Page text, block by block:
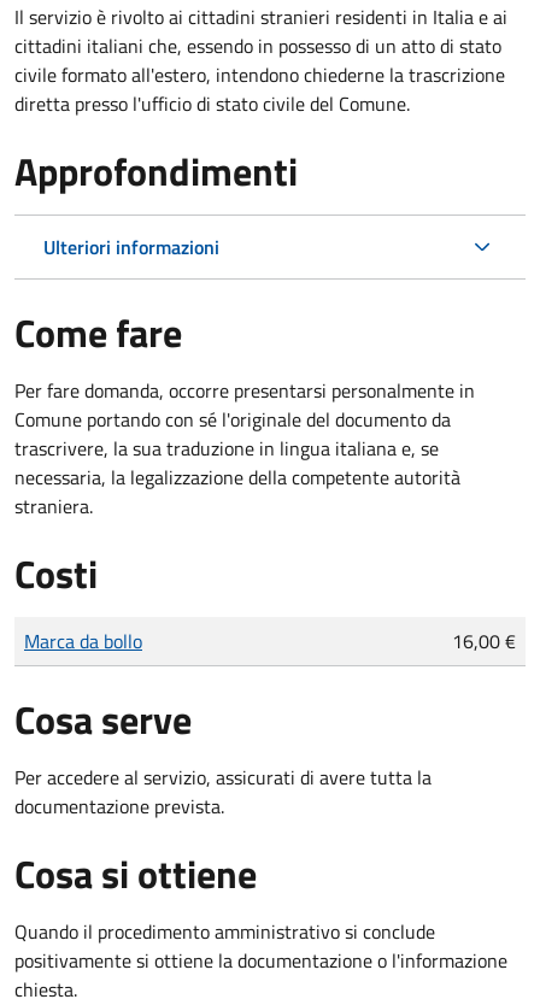
Il servizio è rivolto ai cittadini stranieri residenti in Italia e ai
cittadini italiani che, essendo in possesso di un atto di stato
civile formato all'estero, intendono chiederne la trascrizione
diretta presso l'ufficio di stato civile del Comune.
Approfondimenti
Ulteriori informazioni
Come fare
Per fare domanda, occorre presentarsi personalmente in
Comune portando con sé l'originale del documento da
trascrivere, la sua traduzione in lingua italiana e, se
necessaria, la legalizzazione della competente autorità
straniera.
Costi
Tipo di pagamento
Importo
Marca da bollo 16,00 €
Cosa serve
Per accedere al servizio, assicurati di avere tutta la
documentazione prevista.
Cosa si ottiene
Quando il procedimento amministrativo si conclude
positivamente si ottiene la documentazione o l'informazione
chiesta.